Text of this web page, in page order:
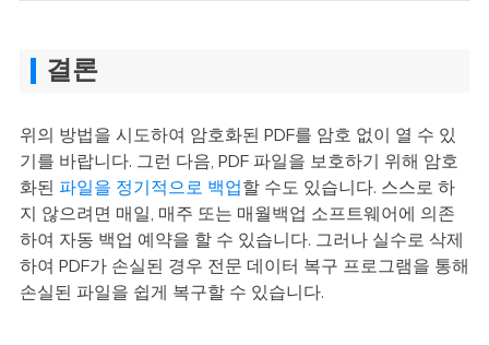
결론
위의 방법을 시도하여 암호화된 PDF를 암호 없이 열 수 있
기를 바랍니다. 그런 다음, PDF 파일을 보호하기 위해 암호
화된 파일을 정기적으로 백업할 수도 있습니다. 스스로 하
지 않으려면 매일, 매주 또는 매월백업 소프트웨어에 의존
하여 자동 백업 예약을 할 수 있습니다. 그러나 실수로 삭제
하여 PDF가 손실된 경우 전문 데이터 복구 프로그램을 통해
손실된 파일을 쉽게 복구할 수 있습니다.